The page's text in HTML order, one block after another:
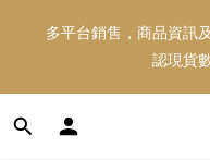
多平台銷售，商品資訊
認現貨
多平台銷售，商品資訊
認現貨
好東西跟好朋友分享～